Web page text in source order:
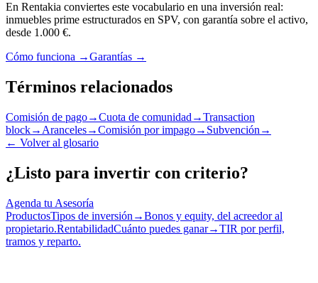
En Rentakia conviertes este vocabulario en una inversión real:
inmuebles prime estructurados en SPV, con garantía sobre el activo,
desde 1.000 €.
Cómo funciona →Garantías →
Términos relacionados
Comisión de pago→Cuota de comunidad →Transaction
block→ Aranceles→Comisión por impago→ Subvención →
← Volver al glosario
¿Listo para invertir con criterio?
Agenda tu Asesoría
ProductosTipos de inversión →Bonos y equity, del acreedor al
propietario.RentabilidadCuánto puedes ganar→TIR por perfil,
tramos y reparto.